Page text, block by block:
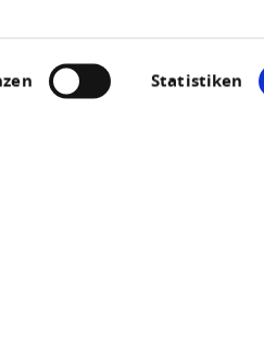
Statistiken